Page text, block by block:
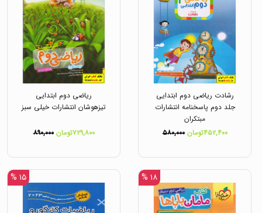
رشادت ریاضی دوم ابتدایی
جلد دوم پاسخنامه انتشارات
مبتکران
۴۵۲,۴۰۰تومان
۵۸۰,۰۰۰
ریاضی دوم ابتدایی
تیزهوشان انتشارات خیلی سبز
۷۲۹,۸۰۰تومان ۸۹۰,۰۰۰
۱۸ % ۱۵ %